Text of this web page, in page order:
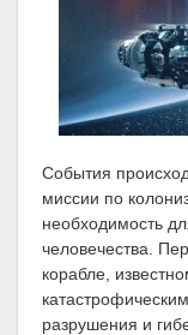
События
миссии по
необходимость
человечества.
корабле,
разрушения и